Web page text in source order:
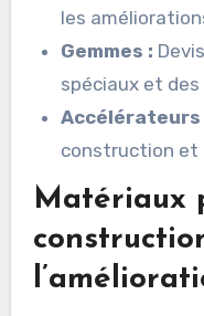
les
Gemmes :
spéciaux et
Accélérateurs
construction et
Matériaux